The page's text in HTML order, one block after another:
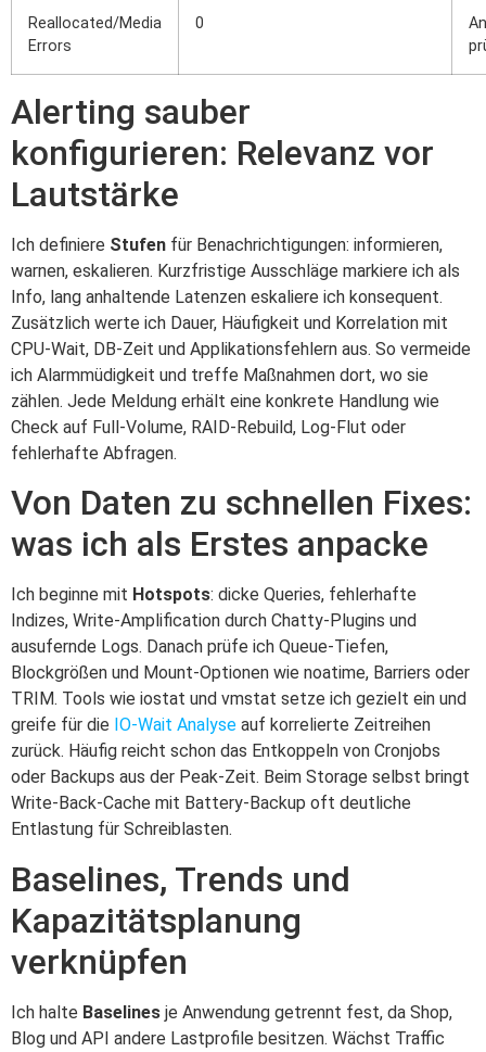
Reallocated/Media
Errors
0
Alerting sauber
konfigurieren: Relevanz vor
Lautstärke
Ich definiere Stufen für Benachrichtigungen: informieren,
warnen, eskalieren. Kurzfristige Ausschläge markiere ich als
Info, lang anhaltende Latenzen eskaliere ich konsequent.
Zusätzlich werte ich Dauer, Häufigkeit und Korrelation mit
CPU‑Wait, DB‑Zeit und Applikationsfehlern aus. So vermeide
ich Alarmmüdigkeit und treffe Maßnahmen dort, wo sie
zählen. Jede Meldung erhält eine konkrete Handlung wie
Check auf Full‑Volume, RAID‑Rebuild, Log‑Flut oder
fehlerhafte Abfragen.
Von Daten zu schnellen Fixes:
was ich als Erstes anpacke
Ich beginne mit Hotspots: dicke Queries, fehlerhafte
Indizes, Write‑Amplification durch Chatty‑Plugins und
ausufernde Logs. Danach prüfe ich Queue‑Tiefen,
Blockgrößen und Mount‑Optionen wie noatime, Barriers oder
TRIM. Tools wie iostat und vmstat setze ich gezielt ein und
greife für die IO‑Wait Analyse auf korrelierte Zeitreihen
zurück. Häufig reicht schon das Entkoppeln von Cronjobs
oder Backups aus der Peak‑Zeit. Beim Storage selbst bringt
Write‑Back‑Cache mit Battery‑Backup oft deutliche
Entlastung für Schreiblasten.
Baselines, Trends und
Kapazitätsplanung
verknüpfen
Ich halte Baselines je Anwendung getrennt fest, da Shop,
Blog und API andere Lastprofile besitzen. Wächst Traffic